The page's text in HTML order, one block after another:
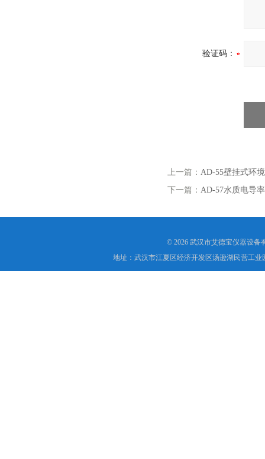
验证码：
上一篇： AD-55壁挂式环
下一篇： AD-57水质电导率
© 2026 武汉市艾德宝仪器设备
地址：武汉市江夏区经济开发区汤逊湖民营工业